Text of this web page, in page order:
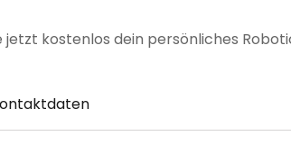
jetzt kostenlos dein persönliches